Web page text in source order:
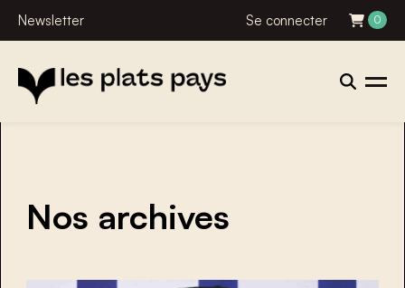
Newsletter Se connecter 0
Nos archives